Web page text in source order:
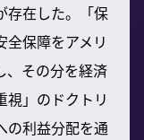
存在した。「保
保障をアメリ
、その分を経済
視」のドクトリ
の利益分配を通